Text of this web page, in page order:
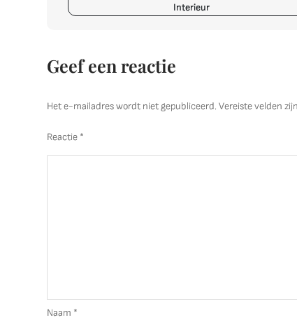
Interieur
Geef een reactie
Het e-mailadres wordt niet gepubliceerd. Vereiste velden
Reactie *
Naam *